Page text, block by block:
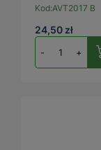
Kod:AVT2017 B
24,50 zł
- +